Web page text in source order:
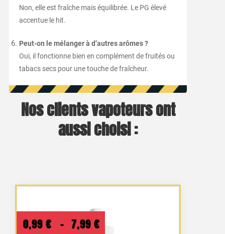
Non, elleest fraîche maiséquilibrée. Le PG élevé
accentue le hit.
Peut-on lemélangerà d’autresarômes ?
Oui, il fonctionne bien en complément defruitésou
tabacs secs pour unetouchedefraîcheur.
Nos clients vapoteurs ont
aussi choisi :
0,99 € – 7,99 € Plage